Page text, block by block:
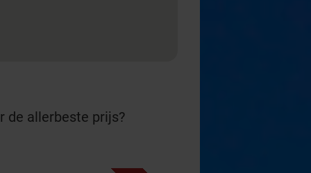
de allerbeste prijs?